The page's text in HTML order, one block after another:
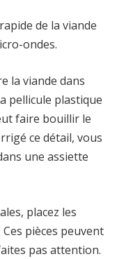
de la viande
ondes.
la viande dans
pellicule plastique
faire bouillir le
ce détail, vous
une assiette
placez les
pièces peuvent
pas attention.